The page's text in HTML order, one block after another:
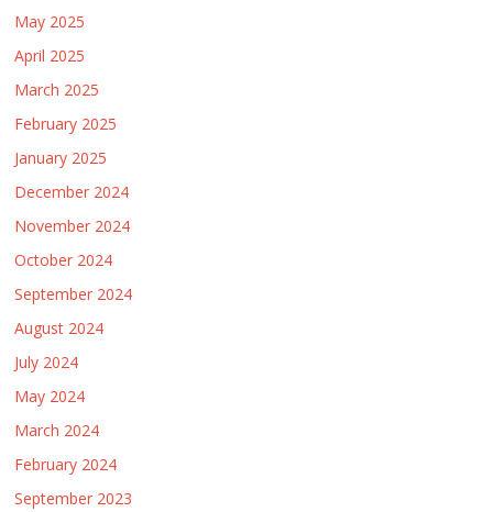
May 2025
April 2025
March 2025
February 2025
January 2025
December 2024
November 2024
October 2024
September 2024
August 2024
July 2024
May 2024
March 2024
February 2024
September 2023